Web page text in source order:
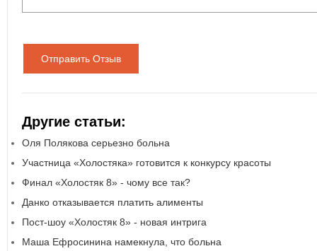
Отправить Отзыв
Другие статьи:
Оля Полякова серьезно больна
Участница «Холостяка» готовится к конкурсу красоты
Финал «Холостяк 8» - чому все так?
Данко отказывается платить алименты
Пост-шоу «Холостяк 8» - новая интрига
Маша Ефросинина намекнула, что больна